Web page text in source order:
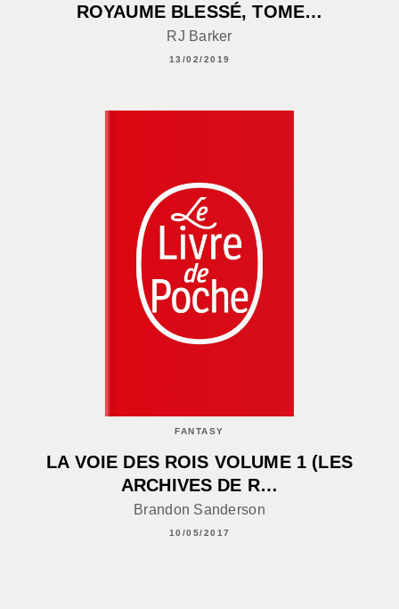
ROYAUME BLESSÉ, TOME…
RJ Barker
13/02/2019
FANTASY
LA VOIE DES ROIS VOLUME 1 (LES
ARCHIVES DE R…
Brandon Sanderson
10/05/2017